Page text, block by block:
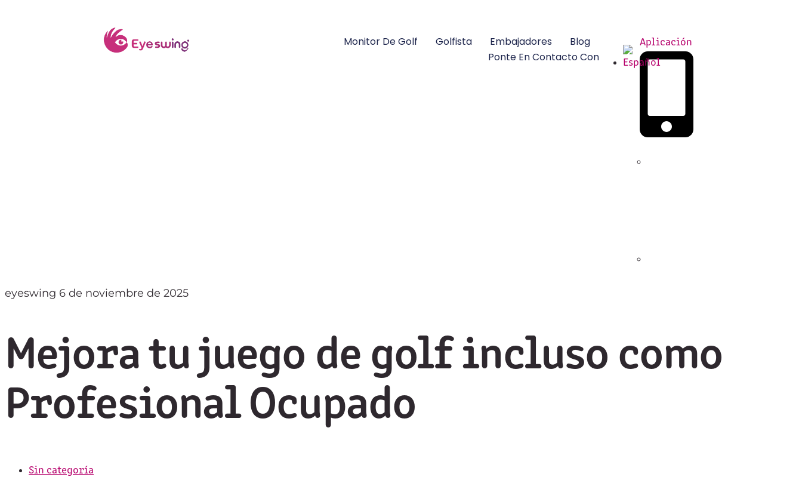
Aplicación
Monitor De Golf Golfista Embajadores
Blog
Ponte En Contacto Con
eyeswing 6 de noviembre de 2025
Mejora tu juego de golf incluso como
Profesional Ocupado
Sin categoría